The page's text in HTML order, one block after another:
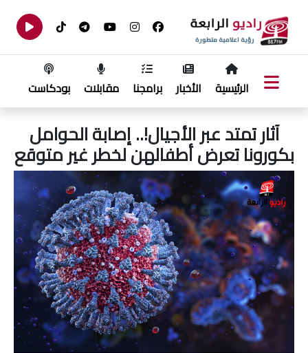
الرئيسية الأخبار برامجنا مقابلات بودكاست
آثار تمتد عبر الأجيال!.. إصابة الحوامل
بكورونا تعرض أطفالهن لخطر غير متوقع